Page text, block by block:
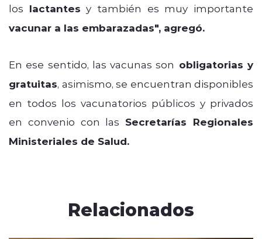
los lactantes y también es muy importante
vacunar a las embarazadas", agregó.
En ese sentido, las vacunas son obligatorias y
gratuitas, asimismo, se encuentran disponibles
en todos los vacunatorios públicos y privados
en convenio con las Secretarías Regionales
Ministeriales de Salud.
Relacionados